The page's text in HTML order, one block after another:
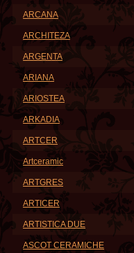
ARCANA
ARCHITEZA
ARGENTA
ARIANA
ARIOSTEA
ARKADIA
ARTCER
Artceramic
ARTGRES
ARTICER
ARTISTICA DUE
ASCOT CERAMICHE